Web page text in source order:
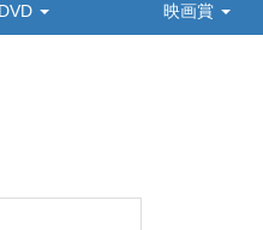
映画賞